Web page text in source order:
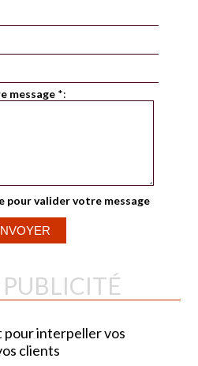
message *:
pour valider votre message
pour interpeller vos
clients